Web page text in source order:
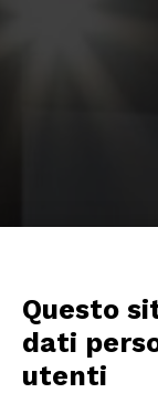
Questo
dati
utenti